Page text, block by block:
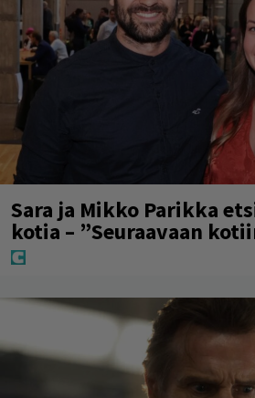
Sara ja Mikko Parikka
kotia – ”Seuraavaan